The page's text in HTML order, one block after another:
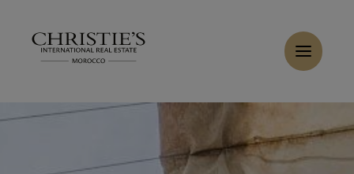
Acheter Riad 8 pièces 540 m² Marrakech